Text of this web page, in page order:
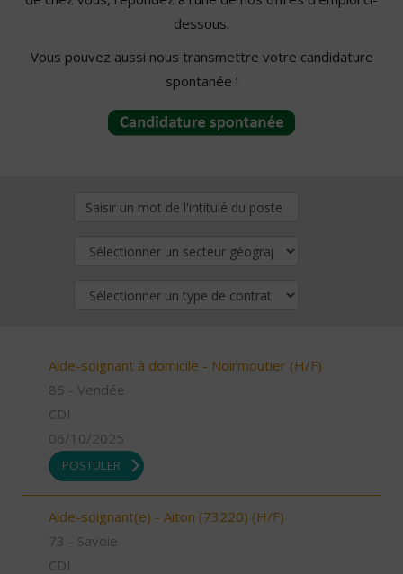
dessous.
Vous pouvez aussi nous transmettre votre candidature
spontanée !
Aide-soignant à domicile - Noirmoutier (H/F)
85 - Vendée
CDI
06/10/2025
POSTULER
Aide-soignant(e) - Aiton (73220) (H/F)
73 - Savoie
CDI